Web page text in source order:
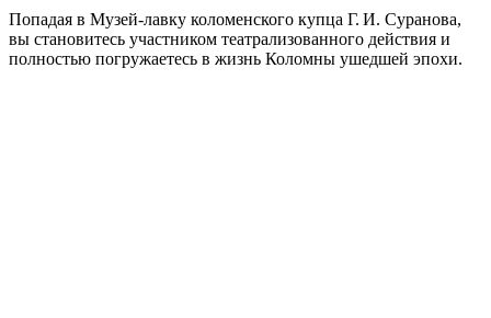
Попадая в Музей-лавку коломенского купца Г. И. Суранова,
вы становитесь участником театрализованного действия и
полностью погружаетесь в жизнь Коломны ушедшей эпохи.